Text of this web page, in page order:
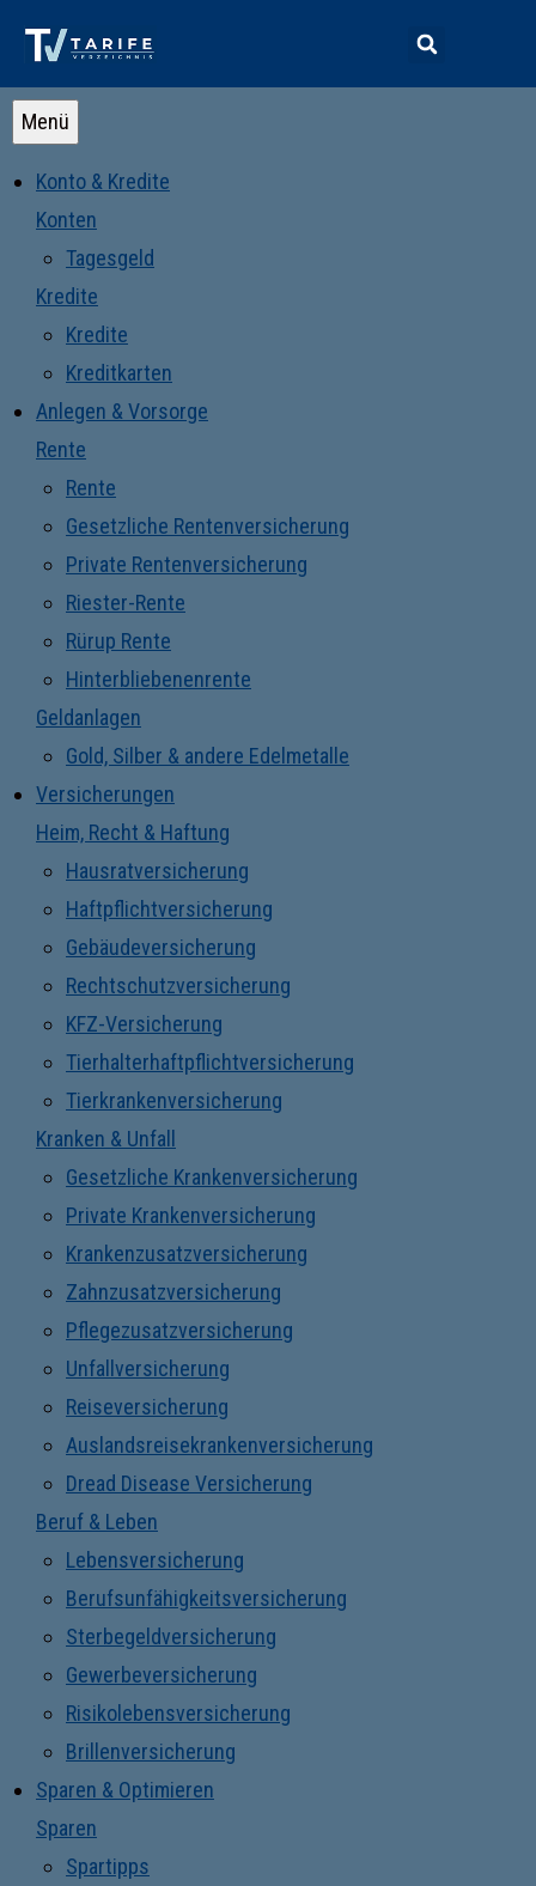
Menü
Konto & Kredite
Konten
Tagesgeld
Kredite
Kredite
Kreditkarten
Anlegen & Vorsorge
Rente
Rente
Gesetzliche Rentenversicherung
Private Rentenversicherung
Riester-Rente
Rürup Rente
Hinterbliebenenrente
Geldanlagen
Gold, Silber & andere Edelmetalle
Versicherungen
Heim, Recht & Haftung
Hausratversicherung
Haftpflichtversicherung
Gebäudeversicherung
Rechtschutzversicherung
KFZ-Versicherung
Tierhalterhaftpflichtversicherung
Tierkrankenversicherung
Kranken & Unfall
Gesetzliche Krankenversicherung
Private Krankenversicherung
Krankenzusatzversicherung
Zahnzusatzversicherung
Pflegezusatzversicherung
Unfallversicherung
Reiseversicherung
Auslandsreisekrankenversicherung
Dread Disease Versicherung
Beruf & Leben
Lebensversicherung
Berufsunfähigkeitsversicherung
Sterbegeldversicherung
Gewerbeversicherung
Risikolebensversicherung
Brillenversicherung
Sparen & Optimieren
Sparen
Spartipps